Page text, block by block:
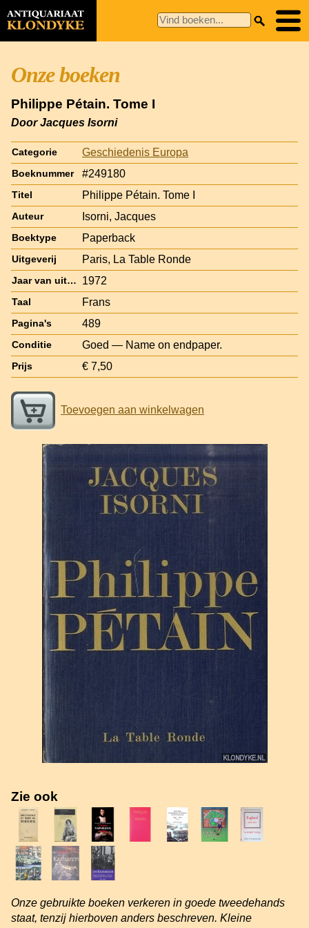
Onze boeken
Philippe Pétain. Tome I
Door Jacques Isorni
Categorie Geschiedenis Europa
Boeknummer #249180
Titel Philippe Pétain. Tome I
Auteur Isorni, Jacques
Boektype Paperback
Uitgeverij Paris, La Table Ronde
Jaar van uitgave 1972
Taal Frans
Pagina's 489
Conditie Goed — Name on endpaper.
Prijs € 7,50
Toevoegen aan winkelwagen
Zie ook
Onze gebruikte boeken verkeren in goede tweedehands
staat, tenzij hierboven anders beschreven. Kleine